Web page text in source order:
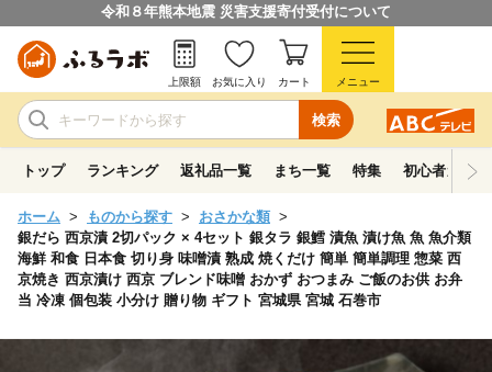
令和８年熊本地震 災害支援寄付受付について
検索
上限額 お気に入り カート メニュー
トップ ランキング 返礼品一覧 まち一覧 特集 初心者ガイド
ホーム ものから探す
おさかな類
銀だら 西京漬 2切パック × 4セット 銀タラ 銀鱈 漬魚 漬け魚 魚 魚介類
海鮮 和食 日本食 切り身 味噌漬 熟成 焼くだけ 簡単 簡単調理 惣菜 西
京焼き 西京漬け 西京 ブレンド味噌 おかず おつまみ ご飯のお供 お弁
当 冷凍 個包装 小分け 贈り物 ギフト 宮城県 宮城 石巻市